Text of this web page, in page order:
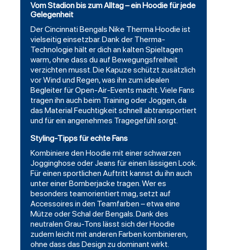
Vom Stadion bis zum Alltag – ein Hoodie für jede
Gelegenheit
Der Cincinnati Bengals Nike ThermaHoodie ist
vielseitig einsetzbar. Dank der Therma-
Technologie hält er dich an kalten Spieltagen
warm, ohne dass du auf Bewegungsfreiheit
verzichten musst. Die Kapuze schützt zusätzlich
vor Wind und Regen, was ihn zum idealen
Begleiter für Open-Air-Events macht. Viele Fans
tragen ihn auch beim Training oder Joggen, da
das Material Feuchtigkeit schnell abtransportiert
und für ein angenehmes Tragegefühl sorgt.
Styling-Tipps für echte Fans
Kombiniere den Hoodie mit einer schwarzen
Jogginghose oder Jeans für einen lässigen Look.
Für einen sportlichen Auftritt kannst du ihn auch
unter einer Bomberjacke tragen. Wer es
besonders teamorientiert mag, setzt auf
Accessoires in den Teamfarben – etwa eine
Mütze oder Schal der Bengals. Dank des
neutralen Grau-Tons lässt sich der Hoodie
zudem leicht mit anderen Farben kombinieren,
ohne dass das Design zu dominant wirkt.